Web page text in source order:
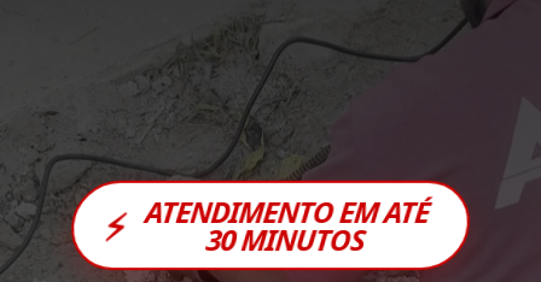
⚡ ATENDIMENTO EM ATÉ
30 MINUTOS